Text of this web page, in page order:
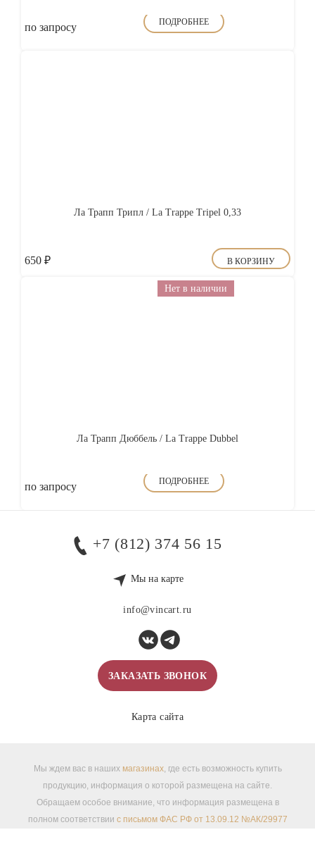
по запросу ПОДРОБНЕЕ
Ла Трапп Трипл / La Trappe Tripel 0,33
650 ₽ В КОРЗИНУ
Нет в наличии
Ла Трапп Дюббель / La Trappe Dubbel
по запросу ПОДРОБНЕЕ
+7 (812) 374 56 15
Мы на карте
info@vincart.ru
ЗАКАЗАТЬ ЗВОНОК
Карта сайта
Мы ждем вас в наших магазинах, где есть возможность купить
продукцию, информация о которой размещена на сайте.
Обращаем особое внимание, что информация размещена в
полном соответствии с письмом ФАС РФ от 13.09.12 №АК/29977